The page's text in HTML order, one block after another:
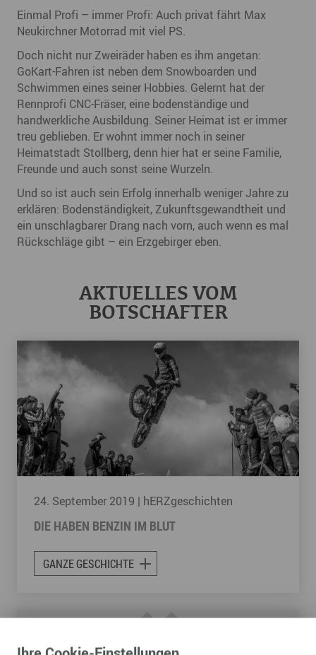
Einmal Profi – immer Profi: Auch privat fährt Max
Neukirchner Motorrad mit viel PS.
Doch nicht nur Zweiräder haben es ihm angetan:
GoKart-Fahren ist neben dem Snowboarden und
Schwimmen eines seiner Hobbies. Gelernt hat der
Rennprofi CNC-Fräser, eine bodenständige und
handwerkliche Ausbildung. Seiner Heimat ist er immer
treu geblieben. Er wohnt immer noch in seiner
Heimatstadt Stollberg, denn hier hat er seine Familie,
Freunde und auch sonst seine Wurzeln.
Und so ist auch sein Erfolg innerhalb weniger Jahre zu
erklären: Bodenständigkeit, Zukunftsgewandtheit und
ein unschlagbarer Drang nach vorn, auch wenn es mal
Rückschläge gibt – ein Erzgebirger eben.
AKTUELLES VOM
BOTSCHAFTER
24. September 2019 | hERZgeschichten
DIE HABEN BENZIN IM BLUT
GANZE GESCHICHTE